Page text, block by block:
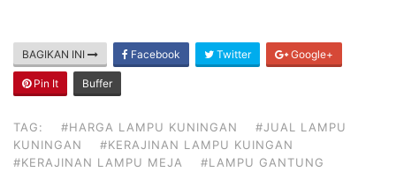
BAGIKAN INI Facebook Twitter Google+
Pin It Buffer
TAG: #HARGA LAMPU KUNINGAN
#JUAL LAMPU
KUNINGAN
#KERAJINAN LAMPU KUINGAN
#KERAJINAN LAMPU MEJA
#LAMPU GANTUNG